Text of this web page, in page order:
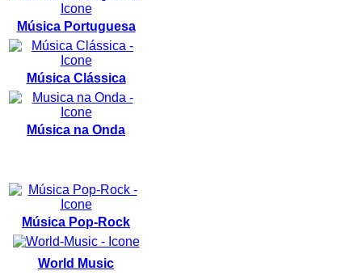
Música Portuguesa
Música Clássica
Música na Onda
Música Pop-Rock
World Music